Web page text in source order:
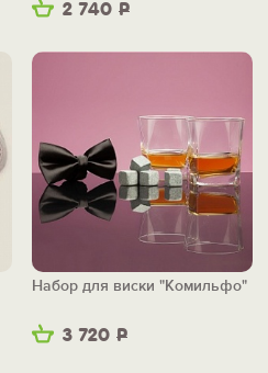
2 740 Р
3 720 Р
Набор для виски "Комильфо"